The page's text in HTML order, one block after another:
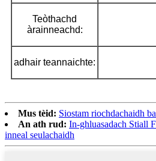
Teòthachd
àrainneachd:
adhair teannaichte:
Mus tèid: Siostam riochdachaidh
An ath rud: In-ghluasadach Stiall
inneal seulachaidh